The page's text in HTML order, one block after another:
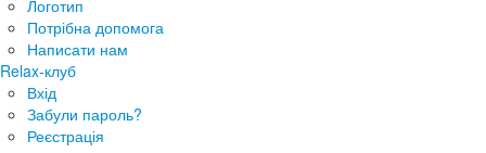
Логотип
Потрібна допомога
Написати нам
Relax-клуб
Вхід
Забули пароль?
Реєстрація